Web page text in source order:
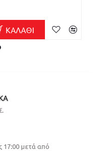
ΚΑΛΆΘΙ
17:00 μετά από